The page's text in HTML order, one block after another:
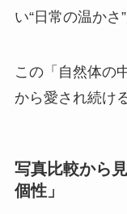
い“日常の温かさ
この「自然体の
から愛され続け
写真比較から
個性」